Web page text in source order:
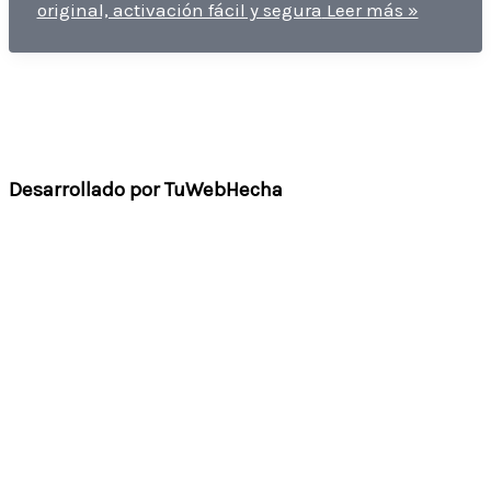
original, activación fácil y segura Leer más »
Desarrollado por TuWebHecha